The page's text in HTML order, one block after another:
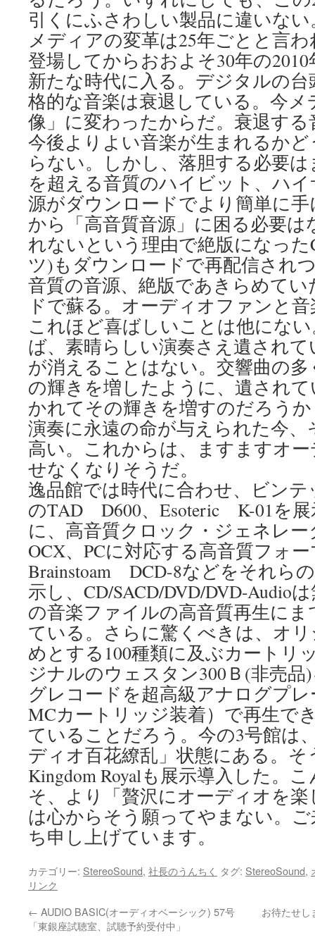
引くにふさわしい製品に違いない
メディアの変革は25年ごとと言
登場してからおおよそ30年の
新たな時代に入る。デジタルの
格的な音楽は衰退している。今
像」に変わったからだ。衰退す
今後よりよい音楽が生まれるか
らない。しかし、落胆する必要
を超える音質のハイビット、ハ
源がダウンロードでより簡単に
から「高音質音源」に困る必要
れないという理由で絶版になっ
ツ)もダウンロードで再配信され
音質の音源、絶版であきらめて
ドで蘇る。オーディオファンと
これほど喜ばしいことは他にな
ば、素晴らしい演奏さえ遺され
が消えることはない。交響曲の
の輝きを増したように、遺され
かれてその輝きを増すのだろう
演奏に永遠の命が与えられた今
高い。これからは、ますますオ
せなくなりそうだ。
逸品館では時代に合わせ、ビン
のTAD D600、Esoteric K-01を
に、高音質クロック・ジェネレー
OCX、PCに対応する高音質フォ
Brainstoam DCD-8などをそれら
示し、CD/SACD/DVD/DVD-Audio
の音楽ファイルの高音質再生に
ている。さらに驚くべきは、オ
めとする100種類に及ぶカートリ
ジナルのウェスタン300Ｂ(非売
グレコードを超高級アナログプ
MCカートリッジ装着）で再生で
ていることだろう。今の3号館は
ディオ百花繚乱」状態にある。そ
Kingdom Royalも展示導入した。
そ、より「贅沢にオーディオを
は心からそう願ってやまない。
ち申し上げています。
カテゴリー: StereoSound, 社長のうんちく タグ: StereoSound,
リンク
← AUDIO BASIC(オーディオベーシック) 57号
「東銀座試聴室、試聴予約受付中」
お待たせし